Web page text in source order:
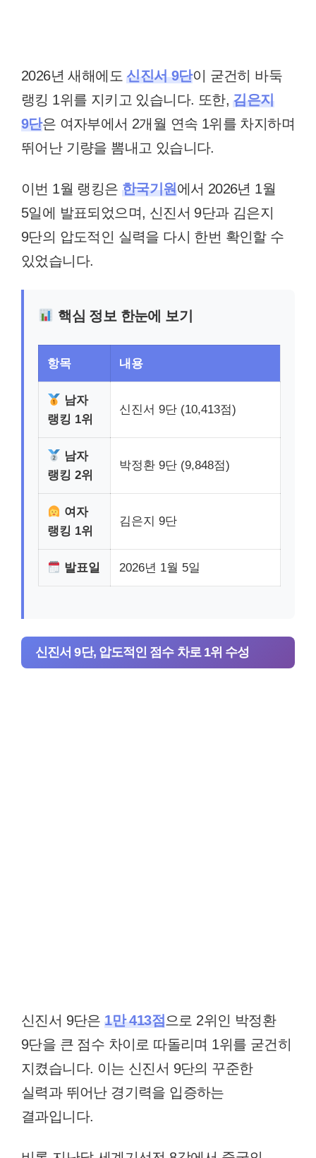
2026년 새해에도신진서 9단이 굳건히 바둑
랭킹 1위를 지키고 있습니다. 또한,김은지
9단은 여자부에서 2개월 연속 1위를 차지하며
뛰어난 기량을 뽐내고 있습니다.
이번 1월 랭킹은 한국기원에서 2026년 1월
5일에 발표되었으며, 신진서 9단과 김은지
9단의 압도적인 실력을 다시 한번 확인할 수
있었습니다.
핵심 정보 한눈에 보기
항목 내용
남자
랭킹 1위
신진서 9단 (10,413점)
남자
랭킹 2위
박정환 9단 (9,848점)
여자
랭킹 1위
김은지 9단
발표일 2026년 1월 5일
신진서 9단, 압도적인 점수 차로 1위 수성
신진서 9단은1만 413점으로 2위인 박정환
9단을 큰 점수 차이로 따돌리며 1위를 굳건히
지켰습니다. 이는 신진서 9단의 꾸준한
실력과 뛰어난 경기력을 입증하는
결과입니다.